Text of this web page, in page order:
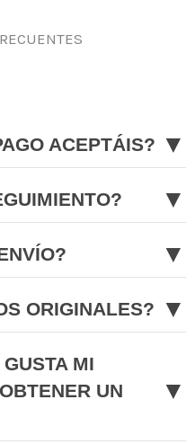
ACEPTÁIS? ▼
▼
▼
ORIGINALES? ▼
MI
UN
▼